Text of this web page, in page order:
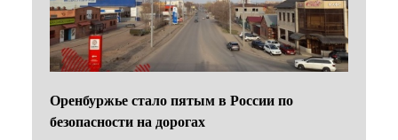
Оренбуржье стало пятым в России по
безопасности на дорогах